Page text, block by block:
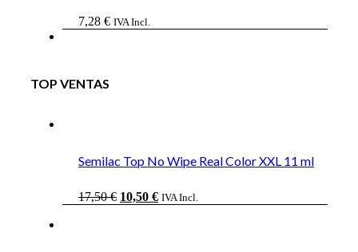
7,28 € IVA Incl.
TOP VENTAS
Semilac Top No Wipe Real Color XXL 11 ml
17,50€ El
10,50 €ElIVA Incl.